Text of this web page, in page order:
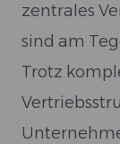
zentrales
sind am
Trotz